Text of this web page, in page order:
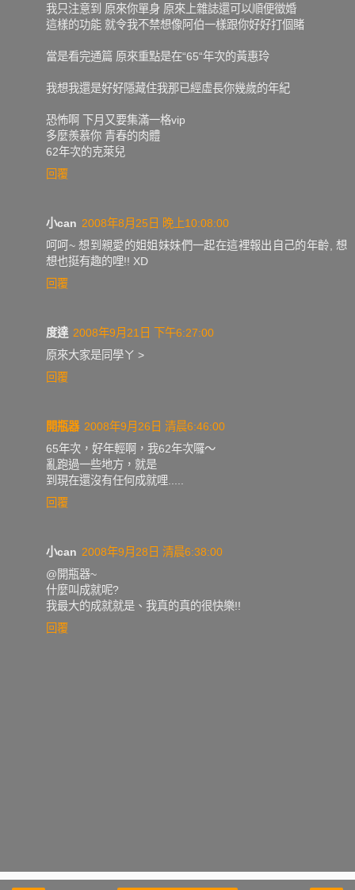
我只注意到 原來你單身 原來上雜誌還可以順便徵婚
這樣的功能 就令我不禁想像阿伯一樣跟你好好打個賭
當是看完通篇 原來重點是在“65“年次的黃惠玲
我想我還是好好隱藏住我那已經虛長你幾歲的年紀
恐怖啊 下月又要集滿一格vip
多麼羨慕你 青春的肉體
62年次的克萊兒
回覆
小can 2008年8月25日 晚上10:08:00
呵呵~ 想到親愛的姐姐妹妹們一起在這裡報出自己的年齡, 想
想也挺有趣的哩!! XD
回覆
度達 2008年9月21日 下午6:27:00
原來大家是同學ㄚ >
回覆
開瓶器 2008年9月26日 清晨6:46:00
65年次，好年輕啊，我62年次囉～
亂跑過一些地方，就是
到現在還沒有任何成就哩.....
回覆
小can 2008年9月28日 清晨6:38:00
@開瓶器~
什麼叫成就呢?
我最大的成就就是、我真的真的很快樂!!
回覆